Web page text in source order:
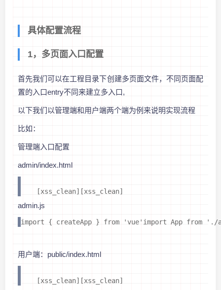
具体配置流程
1，多页面入口配置
首先我们可以在工程目录下创建多页面文件，不同页面配
置的入口entry不同来建立多入口,
以下我们以管理端和用户端两个端为例来说明实现流程
比如：
管理端入口配置
admin/index.html
    [xss_clean][xss_clean]
admin.js
import { createApp } from 'vue'import App from './
用户端：public/index.html
    [xss_clean][xss_clean]